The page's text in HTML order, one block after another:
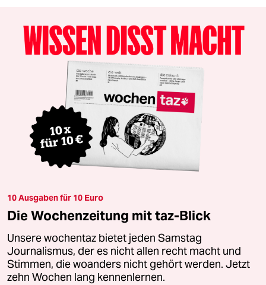
10 Ausgaben für 10 Euro
Die Wochenzeitung mit taz-Blick
Unsere wochentaz bietet jeden Samstag
Journalismus, der es nicht allen recht macht und
Stimmen, die woanders nicht gehört werden. Jetzt
zehn Wochen lang kennenlernen.